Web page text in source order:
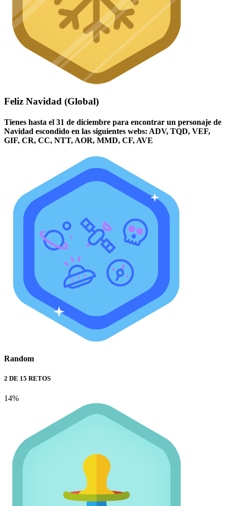
Feliz Navidad (Global)
Tienes hasta el 31 de diciembre para encontrar un personaje de
Navidad escondido en las siguientes webs: ADV, TQD, VEF,
GIF, CR, CC, NTT, AOR, MMD, CF, AVE
Random
2 DE 15 RETOS
14%